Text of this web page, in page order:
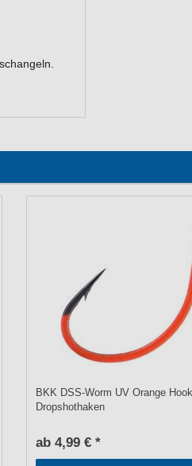
BKK DSS-Worm UV Orange
Dropshothaken
ab 4,99 € *